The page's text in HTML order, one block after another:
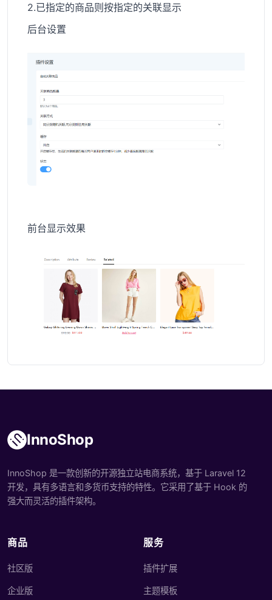
2.已指定的商品则按指定的关联显示
后台设置
前台显示效果
InnoShop
InnoShop 是一款创新的开源独立站电商系统，基于 Laravel 12
开发，具有多语言和多货币支持的特性。它采用了基于 Hook 的
强大而灵活的插件架构。
商品
社区版
企业版
服务
插件扩展
主题模板